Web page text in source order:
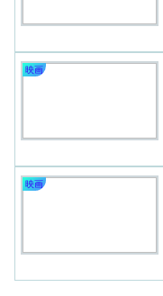
映画
映画